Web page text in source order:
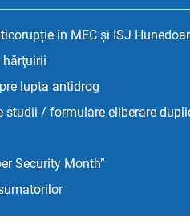
în MEC și ISJ
hărţuirii
lupta antidrog
studii / formulare eliberare
Security Month”